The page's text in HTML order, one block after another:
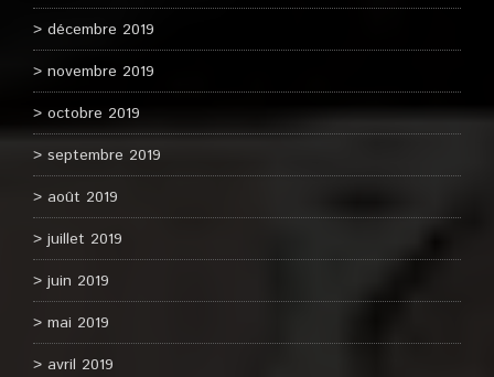
décembre 2019
novembre 2019
octobre 2019
septembre 2019
août 2019
juillet 2019
juin 2019
mai 2019
avril 2019